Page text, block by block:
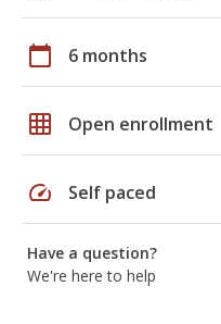
calendar_today 6 months
grid_on Open enrollment
speed Self paced
Have a question?
We're here to help